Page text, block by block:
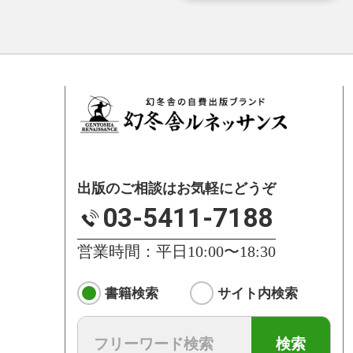
出版のご相談はお気軽にどうぞ
03-5411-7188
営業時間：平日10:00〜18:30
書籍検索 サイト内検索
検索